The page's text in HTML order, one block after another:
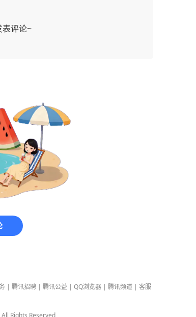
表评论~
| 腾讯招聘 | 腾讯公益 | QQ浏览器 | 腾讯频道 | 客服
Rights Reserved